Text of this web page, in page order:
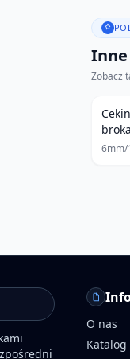
Zobacz
6mm/
O nas
Katalog